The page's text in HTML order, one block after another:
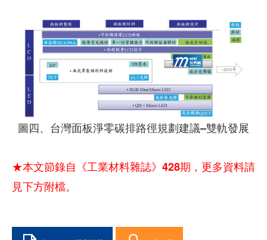
圖四、台灣面板淨零碳排路徑規劃建議–雙軌發展
★本文節錄自《工業材料雜誌》428期，更多資料請
見下方附檔。